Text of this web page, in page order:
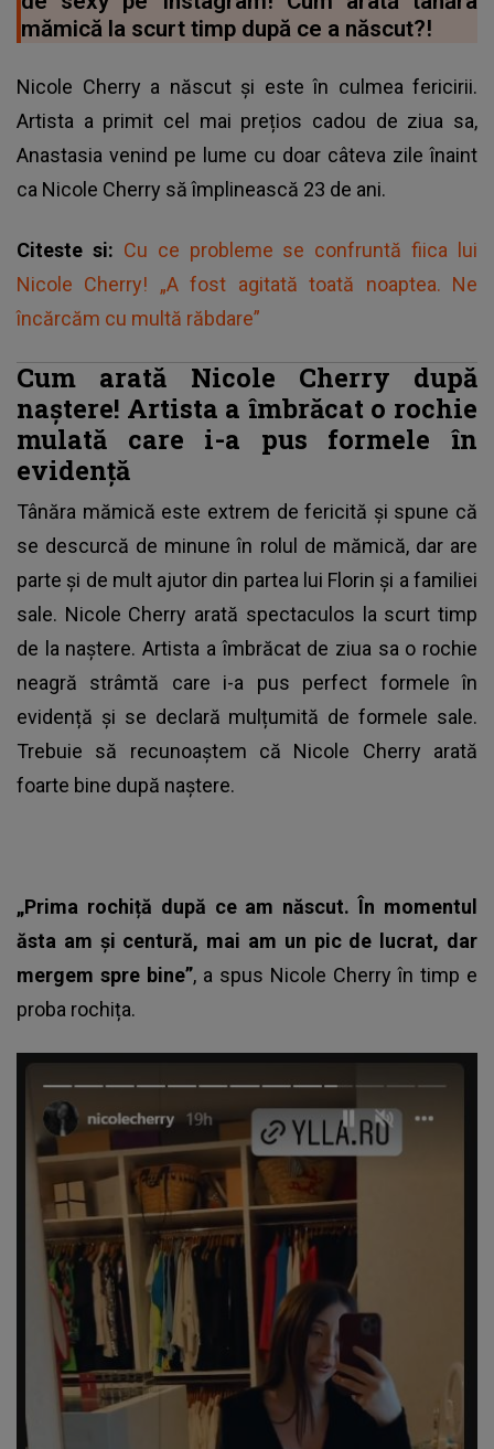
mămică la scurt timp după ce a născut?!
Nicole Cherry a născut și este în culmea fericirii.
Artista a primit cel mai prețios cadou de ziua sa,
Anastasia venind pe lume cu doar câteva zile înaint
ca Nicole Cherry să împlinească 23 de ani.
Citeste si: Cu ce probleme se confruntă fiica lui
Nicole Cherry! „A fost agitată toată noaptea. Ne
încărcăm cu multă răbdare”
Cum arată Nicole Cherry după
naștere! Artista a îmbrăcat o rochie
mulată care i-a pus formele în
evidență
Tânăra mămică este extrem de fericită și spune că
se descurcă de minune în rolul de mămică, dar are
parte și de mult ajutor din partea lui Florin și a familiei
sale. Nicole Cherry arată spectaculos la scurt timp
de la naștere. Artista a îmbrăcat de ziua sa o rochie
neagră strâmtă care i-a pus perfect formele în
evidență și se declară mulțumită de formele sale.
Trebuie să recunoaștem că Nicole Cherry arată
foarte bine după naștere.
„Prima rochiță după ce am născut. În momentul
ăsta am și centură, mai am un pic de lucrat, dar
mergem spre bine”, a spus Nicole Cherry în timp e
proba rochița.